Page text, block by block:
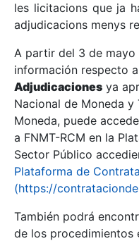
Mostra/Amaga
Mostra/Amaga
les licitacions que ja
adjudicacions menys
A partir del 3 de
información respecto a
Adjudicaciones ya
Nacional de Moneda y
Moneda, puede
a FNMT-RCM en la
Sector Público
Plataforma de
(https://
También podrá
de los procedimientos